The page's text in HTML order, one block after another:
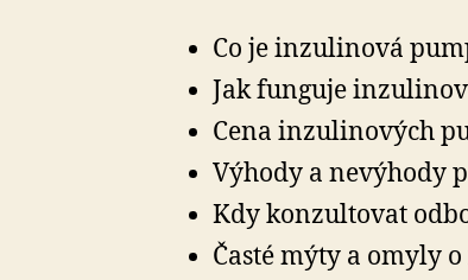
Co je inzulinová
Jak funguje
Cena inzulinových
Výhody a nevýhody
Kdy konzultovat
Časté mýty a omyly